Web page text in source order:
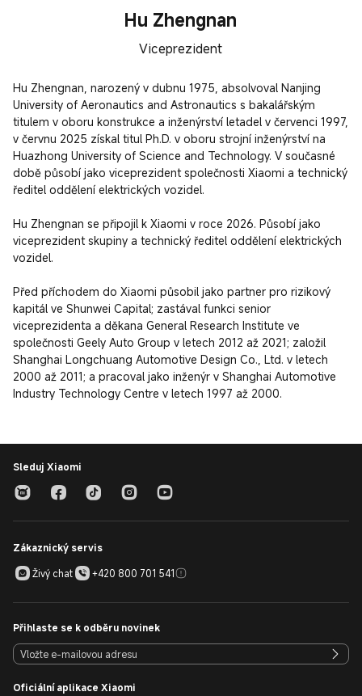
Hu Zhengnan
Viceprezident
Hu Zhengnan, narozený v dubnu 1975, absolvoval Nanjing
University of Aeronautics and Astronautics s bakalářským
titulem v oboru konstrukce a inženýrství letadel v červenci 1997,
v červnu 2025 získal titul Ph.D. v oboru strojní inženýrství na
Huazhong University of Science and Technology. V současné
době působí jako viceprezident společnosti Xiaomi a technický
ředitel oddělení elektrických vozidel.
Hu Zhengnan se připojil k Xiaomi v roce 2026. Působí jako
viceprezident skupiny a technický ředitel oddělení elektrických
vozidel.
Před příchodem do Xiaomi působil jako partner pro rizikový
kapitál ve Shunwei Capital; zastával funkci senior
viceprezidenta a děkana General Research Institute ve
společnosti Geely Auto Group v letech 2012 až 2021; založil
Shanghai Longchuang Automotive Design Co., Ltd. v letech
2000 až 2011; a pracoval jako inženýr v Shanghai Automotive
Industry Technology Centre v letech 1997 až 2000.
Sleduj Xiaomi
Zákaznický servis
Živý chat
+420 800 701 541
Přihlaste se k odběru novinek
Oficiální aplikace Xiaomi